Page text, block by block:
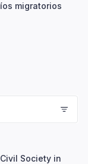
migratorios
Society in